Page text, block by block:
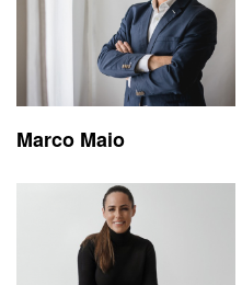
Marco Maio